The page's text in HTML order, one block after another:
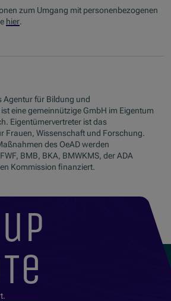
zum Umgang mit personenbezogenen
hier.
Agentur für Bildung und
eine gemeinnützige GmbH im Eigentum
Eigentümervertreter ist das
Frauen, Wissenschaft und Forschung.
des OeAD werden
BMB, BKA, BMWKMS, der ADA
Kommission finanziert.